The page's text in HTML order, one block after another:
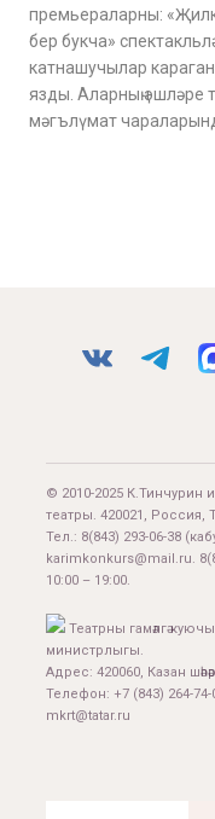
премьераларны:
бер букча»
катнашучылар
язды. Аларның эшләре
мәгълүмат
© 2010-2025 К.Тинчурин
театры. 420021, Россия,
Тел.: 8(843) 293-06-38
karimkonkurs@mail.ru.
10:00 – 19:00.
Театрны гамәлгә
министрлыгы.
Адрес: 420060, Казан
Телефон: +7 (843) 264-74-
mkrt@tatar.ru